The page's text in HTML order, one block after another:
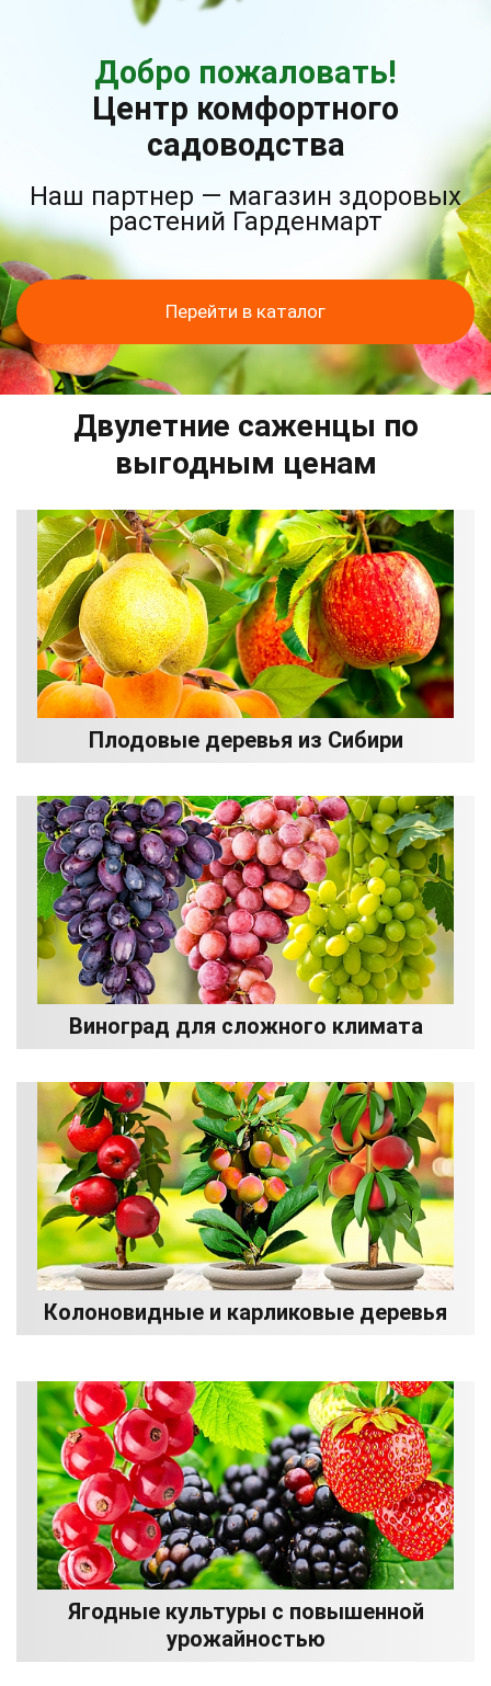
Добро пожаловать!
Центр комфортного
садоводства
Наш партнер — магазин здоровых
растений Гарденмарт
Перейти в каталог
Двулетние саженцы по
выгодным ценам
Плодовые деревья из Сибири
Виноград для сложного климата
Колоновидные и карликовые деревья
Ягодные культуры с повышенной
урожайностью